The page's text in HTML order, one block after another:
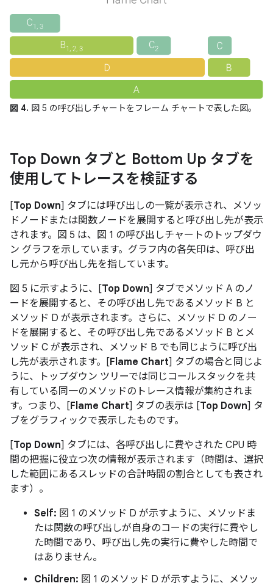
図 4. 図 5 の呼び出しチャートをフレーム チャートで表した図。
Top Down タブと Bottom Up タブを
使用してトレースを検証する
[Top Down] タブには呼び出しの一覧が表示され、メソッ
ドノードまたは関数ノードを展開すると呼び出し先が表示
されます。図 5 は、図 1 の呼び出しチャートのトップダウ
ン グラフを示しています。グラフ内の各矢印は、呼び出
し元から呼び出し先を指しています。
図 5 に示すように、[Top Down] タブでメソッド A のノ
ードを展開すると、その呼び出し先であるメソッド B と
メソッド D が表示されます。さらに、メソッド D のノー
ドを展開すると、その呼び出し先であるメソッド B とメ
ソッド C が表示され、メソッド B でも同じように呼び出
し先が表示されます。[Flame Chart] タブの場合と同じよ
うに、トップダウン ツリーでは同じコールスタックを共
有している同一のメソッドのトレース情報が集約されま
す。つまり、[Flame Chart] タブの表示は [Top Down] タ
ブをグラフィックで表示したものです。
[Top Down] タブには、各呼び出しに費やされた CPU 時
間の把握に役立つ次の情報が表示されます（時間は、選択
した範囲にあるスレッドの合計時間の割合としても表され
ます）。
Self: 図 1 のメソッド D が示すように、メソッドま
たは関数の呼び出しが自身のコードの実行に費やし
た時間であり、呼び出し先の実行に費やした時間で
はありません。
Children: 図 1 のメソッド D が示すように、メソッ